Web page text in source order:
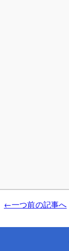
←一つ前の記事へ